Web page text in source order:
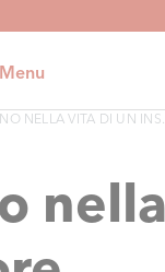
Menu
NELLA VITA DI UN INS...